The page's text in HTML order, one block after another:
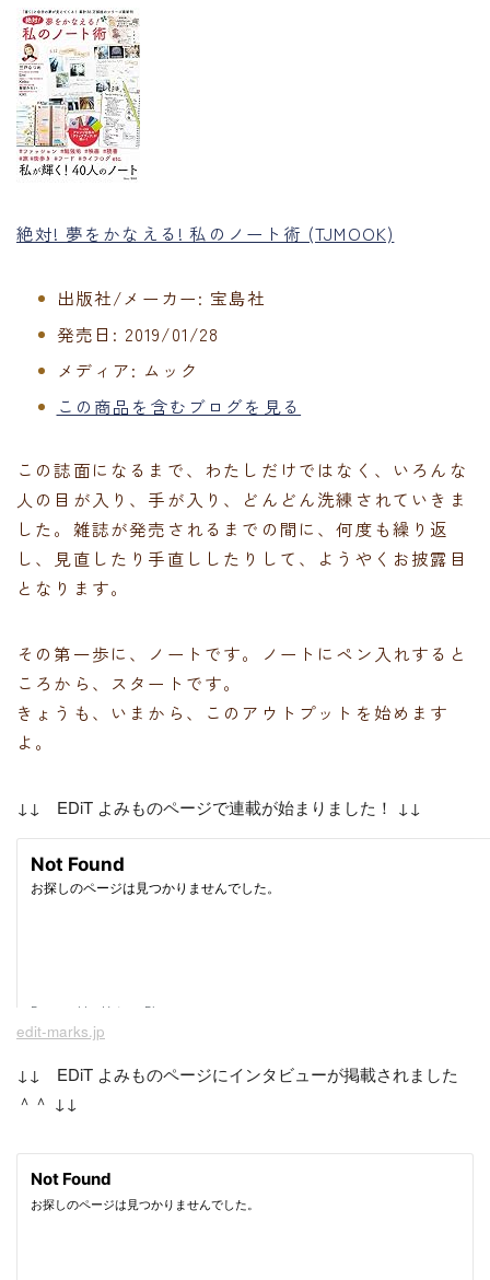
絶対! 夢をかなえる! 私のノート術 (TJMOOK)
出版社/メーカー: 宝島社
発売日: 2019/01/28
メディア: ムック
この商品を含むブログを見る
この誌面になるまで、わたしだけではなく、いろんな
人の目が入り、手が入り、どんどん洗練されていきま
した。雑誌が発売されるまでの間に、何度も繰り返
し、見直したり手直ししたりして、ようやくお披露目
となります。
その第一歩に、ノートです。ノートにペン入れすると
ころから、スタートです。
きょうも、いまから、このアウトプットを始めます
よ。
↓↓ EDiT よみものページで連載が始まりました！ ↓↓
edit-marks.jp
↓↓ EDiT よみものページにインタビューが掲載されました
＾＾ ↓↓